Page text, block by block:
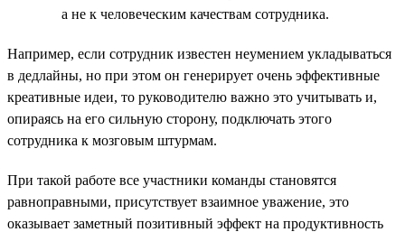
а не к человеческим качествам сотрудника.
Например, если сотрудник известен неумением укладываться
в дедлайны, но при этом он генерирует очень эффективные
креативные идеи, то руководителю важно это учитывать и,
опираясь на его сильную сторону, подключать этого
сотрудника к мозговым штурмам.
При такой работе все участники команды становятся
равноправными, присутствует взаимное уважение, это
оказывает заметный позитивный эффект на продуктивность